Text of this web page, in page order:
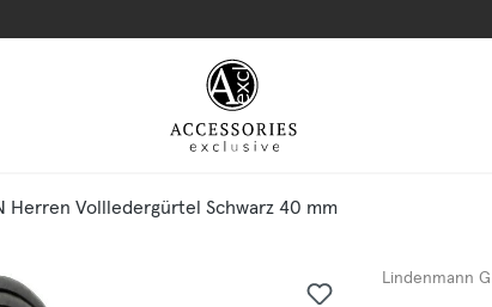
Herren Vollledergürtel Schwarz 40 mm
Lindenmann